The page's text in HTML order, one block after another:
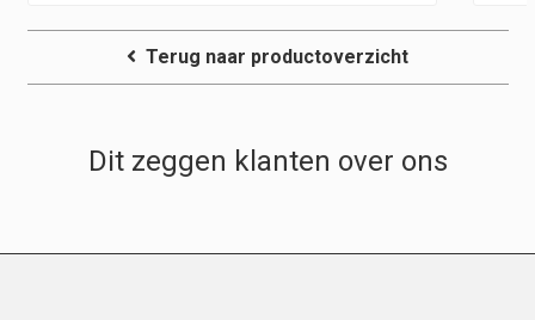
Terug naar productoverzicht
Dit zeggen klanten over ons